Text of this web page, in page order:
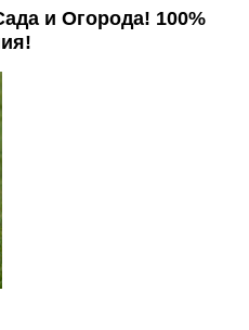
и Огорода! 100%